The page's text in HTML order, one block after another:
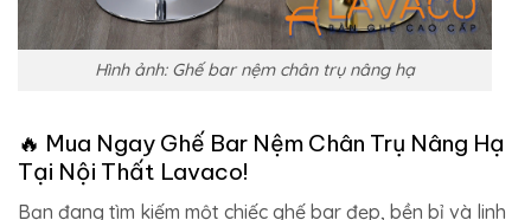
Hình ảnh: Ghế bar nệm chân trụ nâng hạ
🔥 Mua Ngay Ghế Bar Nệm Chân Trụ Nâng Hạ
Tại Nội Thất Lavaco!
Bạn đang tìm kiếm một chiếc ghế bar đẹp, bền bỉ và linh